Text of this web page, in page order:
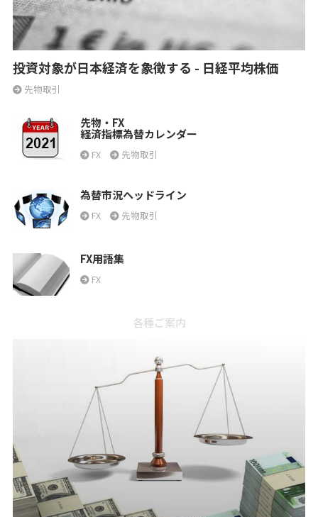
投資対象が日本経済を象徴する - 日経平均株価
先物取引
先物・FX
経済指標為替カレンダー
FX 先物取引
為替市況ヘッドライン
FX 先物取引
FX用語集
FX
各種ご案内